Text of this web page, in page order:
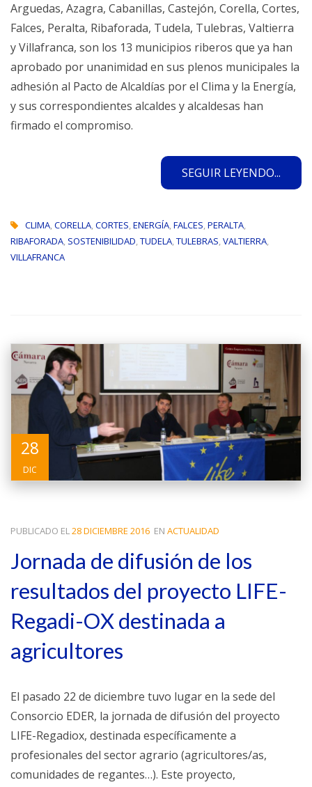
Arguedas, Azagra, Cabanillas, Castejón, Corella, Cortes,
Falces, Peralta, Ribaforada, Tudela, Tulebras, Valtierra
y Villafranca, son los 13 municipios riberos que ya han
aprobado por unanimidad en sus plenos municipales la
adhesión al Pacto de Alcaldías por el Clima y la Energía,
y sus correspondientes alcaldes y alcaldesas han
firmado el compromiso.
SEGUIR LEYENDO...
CLIMA,CORELLA,CORTES,ENERGÍA,FALCES,PERALTA,
RIBAFORADA, SOSTENIBILIDAD,TUDELA,TULEBRAS,VALTIERRA,
VILLAFRANCA
28
DIC
PUBLICADO EL28 DICIEMBRE 2016 EN ACTUALIDAD
Jornada de difusión de los
resultados del proyecto LIFE-
Regadi-OX destinada a
agricultores
El pasado 22 de diciembre tuvo lugar en la sede del
Consorcio EDER, la jornada de difusión del proyecto
LIFE-Regadiox, destinada específicamente a
profesionales del sector agrario (agricultores/as,
comunidades de regantes…). Este proyecto,